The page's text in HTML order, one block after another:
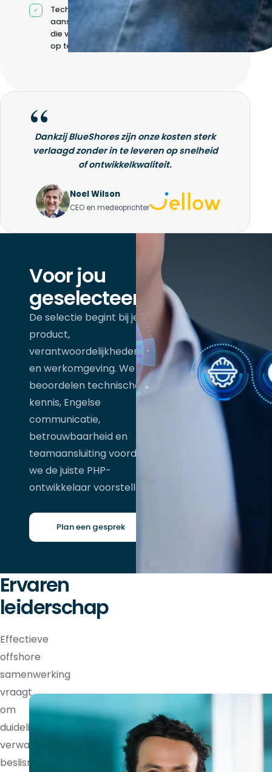
Technische
aansturing zonder
die volledig intern
op te bouwen
Dankzij BlueShores zijn onze kosten sterk
verlaagd zonder in te leveren op snelheid
of ontwikkelkwaliteit.
Noel Wilson
CEO en medeoprichter
Voor jou
geselecteerd
De selectie begint bij je
product,
verantwoordelijkheden
en werkomgeving. We
beoordelen technische
kennis, Engelse
communicatie,
betrouwbaarheid en
teamaansluiting voordat
we de juiste PHP-
ontwikkelaar voorstellen.
Plan een gesprek
Ervaren
leiderschap
Effectieve
offshore
samenwerking
vraagt
om
duidelijke
verwachtingen,
beslisrechten